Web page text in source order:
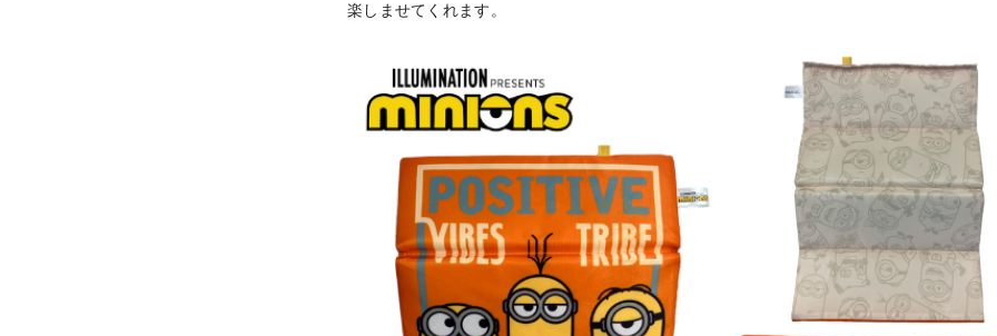
楽しませてくれます。